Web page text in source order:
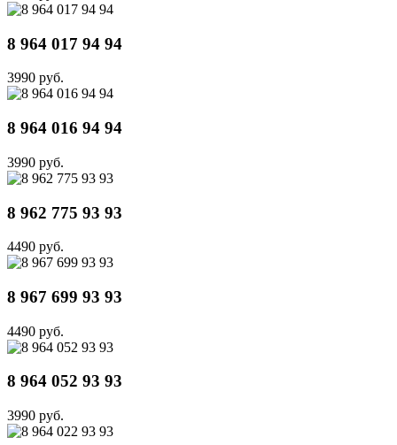
8 964 017 94 94
3990 руб.
8 964 016 94 94
3990 руб.
8 962 775 93 93
4490 руб.
8 967 699 93 93
4490 руб.
8 964 052 93 93
3990 руб.